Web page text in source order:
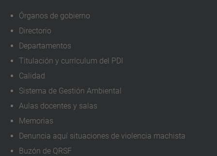
Órganos de gobierno
Directorio
Departamentos
Titulación y currículum del PDI
Calidad
Sistema de Gestión Ambiental
Aulas docentes y salas
Memorias
Denuncia aquí situaciones de violencia machista
Buzón de QRSF